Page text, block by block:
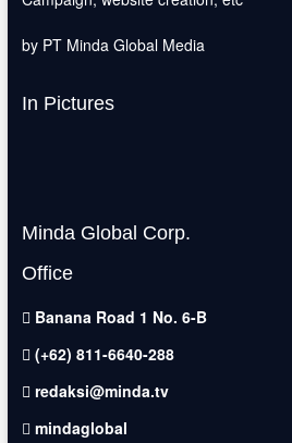
by PT Minda Global Media
In Pictures
Minda Global Corp.
Office
Banana Road 1 No. 6-B
(+62) 811-6640-288
redaksi@minda.tv
mindaglobal